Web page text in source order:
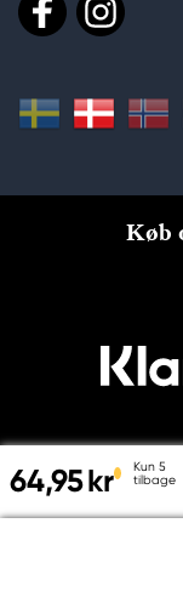
64,95 kr
Kun 5
tilbage
Køb